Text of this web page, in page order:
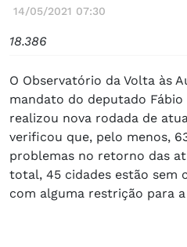
14/05/2021 07:30
18.386
O Observatório da Volta às
mandato do deputado Fábio
realizou nova rodada de
verificou que, pelo menos,
problemas no retorno das
total, 45 cidades estão sem
com alguma restrição para